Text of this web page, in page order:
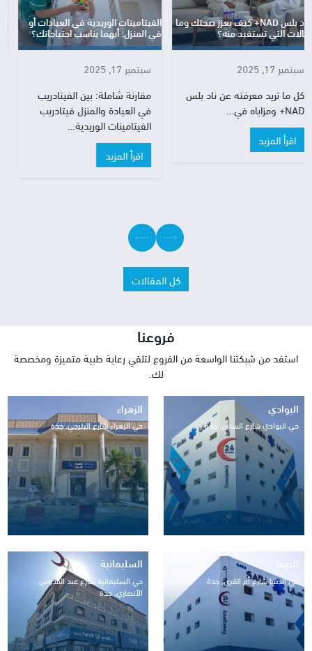
الفيتامينات الوريدية في العيادات أو
في المنزل: أيهما يناسب احتياجاتك؟
سبتمبر 17, 2025
مقارنة شاملة: بين الفيتادريب
في العيادة والمنزل فيتادريب
الفيتامينات الوريدية…
اقرأ المزيد
الأشعة المنزلية المتنقلة: حل مثالي
لحالات الطوارئ والرعاية المنزلية
سبتمبر 15, 2025
خدمة الأشعة المنزلية المتنقلة:
راحة التشخيص تبدأ من بيتك
هل…
اقرأ المزيد
كل المقالات
فروعنا
استفد من شبكتنا الواسعة من الفروع لتلقي رعاية طبية متميزة ومخصصة
لك.
البوادي
حي البوادي شارع الستين, جدة
الزهراء
حي الزهراء شارع البترجي, جدة
الصفا
حي الصفا شارع أم القرى, جدة
السليمانية
حي السليمانية شارع عبد القدوس
الأنصاري, جدة